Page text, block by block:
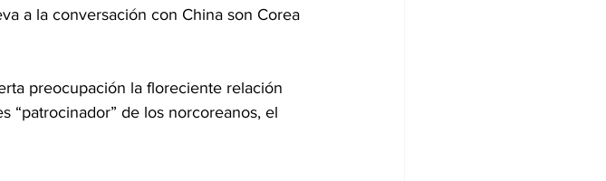
a la conversación con China son Corea
preocupación la floreciente relación
“patrocinador” de los norcoreanos, el